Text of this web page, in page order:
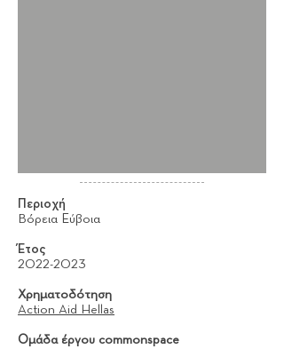
Περιοχή
Βόρεια Εύβοια
Έτος
2022-2023
Χρηματοδότηση
Action Aid Hellas
Ομάδα έργου commonspace